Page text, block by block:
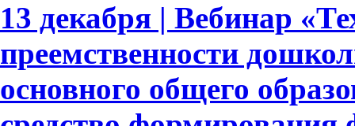
13 декабря | Вебинар
преемственности
основного общего